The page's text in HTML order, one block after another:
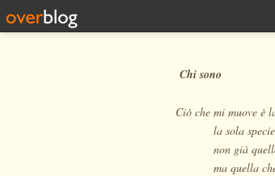
Chi sono
Ciò che mi muove è
la sola
non già
ma quella